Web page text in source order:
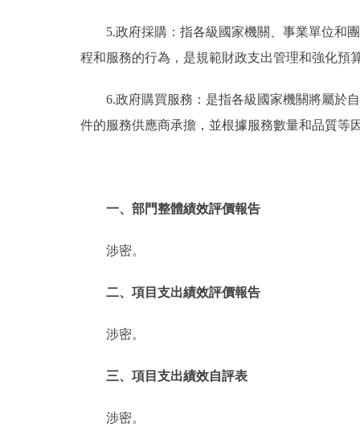
5.政府採購：指各級國家機關、事業單位和
程和服務的行為，是規範財政支出管理和強化預
6.政府購買服務：是指各級國家機關將屬於
件的服務供應商承擔，並根據服務數量和品質等
一、部門整體績效評價報告
涉密。
二、項目支出績效評價報告
涉密。
三、項目支出績效自評表
涉密。